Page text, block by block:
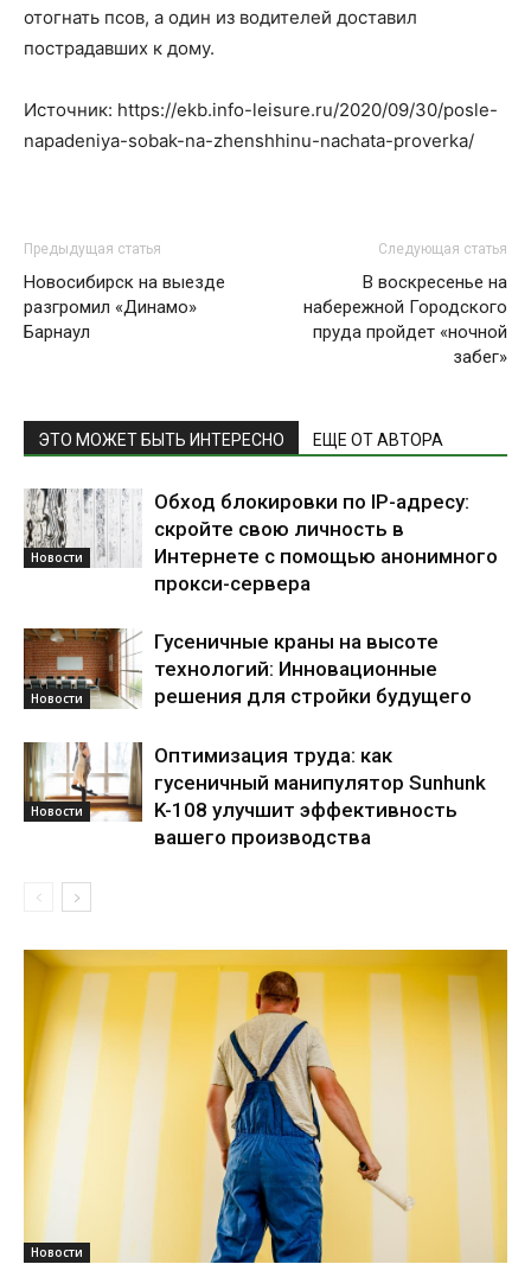
отогнать псов, а один из водителей доставил
пострадавших к дому.
Источник: https://ekb.info-leisure.ru/2020/09/30/posle-
napadeniya-sobak-na-zhenshhinu-nachata-proverka/
Предыдущая статья
Новосибирск на выезде
разгромил «Динамо»
Барнаул
Следующая статья
В воскресенье на
набережной Городского
пруда пройдет «ночной
забег»
ЭТО МОЖЕТ БЫТЬ ИНТЕРЕСНО ЕЩЕ ОТ АВТОРА
Новости
Обход блокировки по IP-адресу:
скройте свою личность в
Интернете с помощью анонимного
прокси-сервера
Новости
Гусеничные краны на высоте
технологий: Инновационные
решения для стройки будущего
Новости
Оптимизация труда: как
гусеничный манипулятор Sunhunk
K-108 улучшит эффективность
вашего производства
Новости